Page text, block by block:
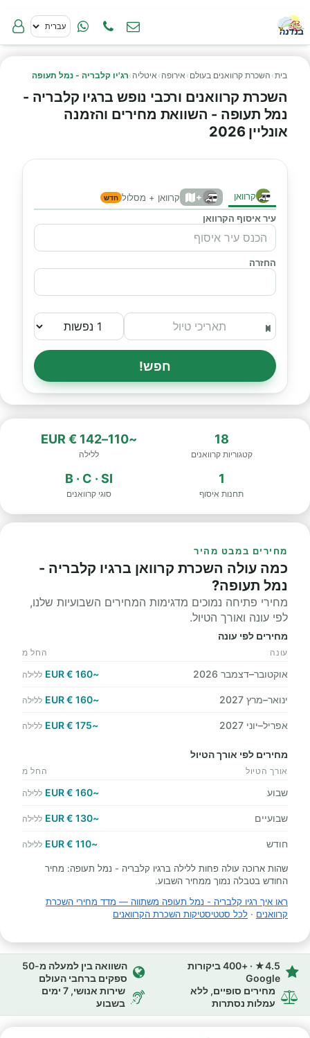
בית› השכרת קרוואנים בעולם › אירופה › איטליה ›רג'יו קלבריה - נמל תעופה
השכרת קרוואנים ורכבי נופש ברגיו קלבריה -
נמל תעופה - השוואת מחירים והזמנה
אונליין 2026
קרוואן + קרוואן + מסלול חדש
עיר איסוף הקרוואן
החזרה
חפש!
18
קטגוריות קרוואנים
~110–142 € EUR
ללילה
1
תחנות איסוף
B · C · SI
סוגי קרוואנים
מחירים במבט מהיר
כמה עולה השכרת קרוואן ברגיו קלבריה -
נמל תעופה?
מחירי פתיחה נמוכים מדגימות המחירים השבועיות שלנו,
לפי עונה ואורך הטיול.
מחירים לפי עונה
עונה החל מ
אוקטובר–דצמבר 2026 ~160 € EUR ללילה
ינואר–מרץ 2027 ~160 € EUR ללילה
אפריל–יוני 2027 ~175 € EUR ללילה
מחירים לפי אורך הטיול
אורך הטיול החל מ
שבוע ~160 € EUR ללילה
שבועיים ~130 € EUR ללילה
חודש ~110 € EUR ללילה
שהות ארוכה עולה פחות ללילה ברגיו קלבריה - נמל תעופה: מחיר
החודש בטבלה נמוך ממחיר השבוע.
ראו איך רגיו קלבריה - נמל תעופה משתווה — מדד מחירי השכרת
קרוואנים · לכל סטטיסטיקות השכרת הקרוואנים
4.5★ · +400 ביקורות
Google
השוואה בין למעלה מ-50
ספקים ברחבי העולם
מחירים סופיים, ללא
עמלות נסתרות
שירות אנושי, 7 ימים
בשבוע